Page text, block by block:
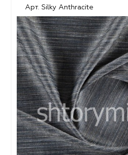
Арт. Silky Anthracite